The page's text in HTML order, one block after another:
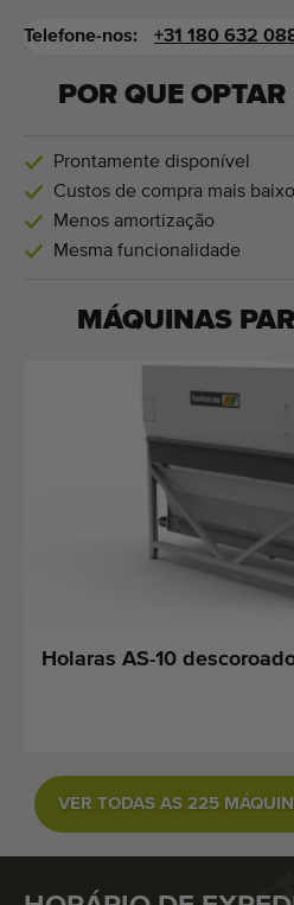
Telefone-nos: +31 180 632
POR QUE
Prontamente disponível
Custos de compra mais
Menos amortização
Mesma funcionalidade
MÁQUINAS
Holaras AS-10
VER TODAS AS 225